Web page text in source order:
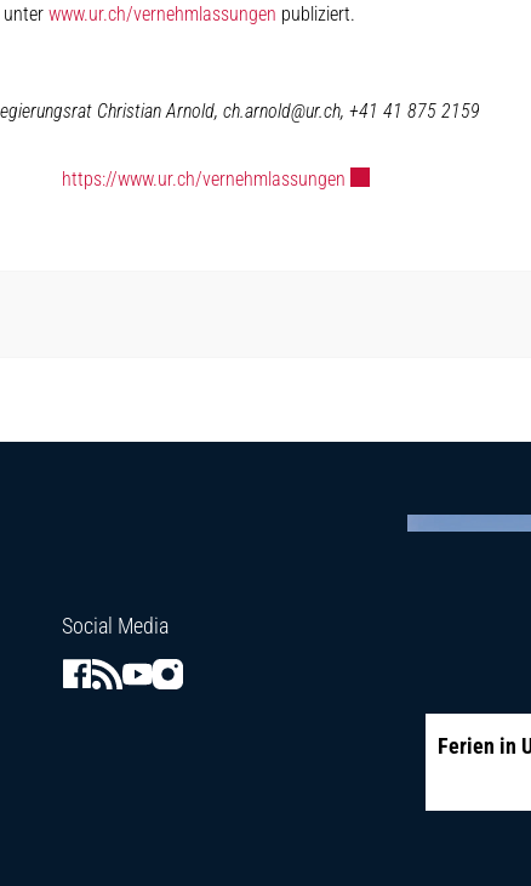
unter www.ur.ch/vernehmlassungen publiziert.
Christian Arnold, ch.arnold@ur.ch, +41 41 875 2159
https://www.ur.ch/vernehmlassungen
Social Media
Ferien in